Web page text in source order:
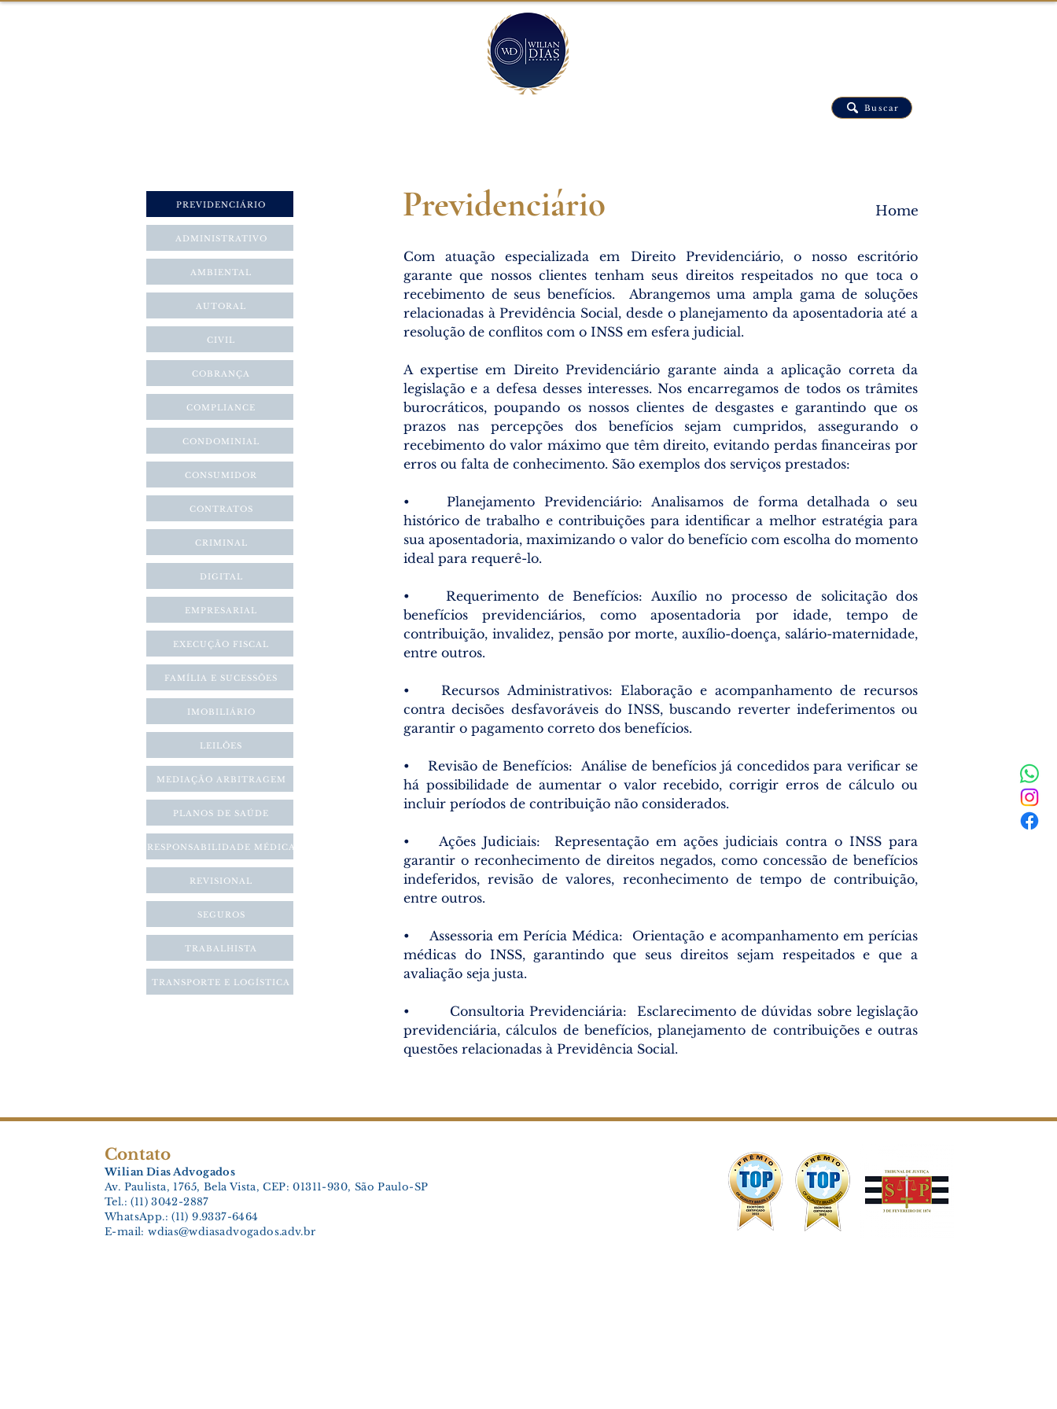
Buscar
PREVIDENCIÁRIO
ADMINISTRATIVO
AMBIENTAL
AUTORAL
CIVIL
COBRANÇA
COMPLIANCE
CONDOMINIAL
CONSUMIDOR
CONTRATOS
CRIMINAL
DIGITAL
EMPRESARIAL
EXECUÇÃO FISCAL
FAMÍLIA E SUCESSÕES
IMOBILIÁRIO
LEILÕES
MEDIAÇÃO ARBITRAGEM
PLANOS DE SAÚDE
RESPONSABILIDADE MÉDICA
REVISIONAL
SEGUROS
TRABALHISTA
TRANSPORTE E LOGÍSTICA
Previdenciário Home
Com atuação especializada em Direito Previdenciário, o nosso escritório
garante que nossos clientes tenham seus direitos respeitados no que toca o
recebimento de seus benefícios. Abrangemos uma ampla gama de soluções
relacionadas à Previdência Social, desde o planejamento da aposentadoria até a
resolução de conflitos com o INSS em esfera judicial.
A expertise em Direito Previdenciário garante ainda a aplicação correta da
legislação e a defesa desses interesses. Nos encarregamos de todos os trâmites
burocráticos, poupando os nossos clientes de desgastes e garantindo que os
prazos nas percepções dos benefícios sejam cumpridos, assegurando o
recebimento do valor máximo que têm direito, evitando perdas financeiras por
erros ou falta de conhecimento. São exemplos dos serviços prestados:
• Planejamento Previdenciário: Analisamos de forma detalhada o seu
histórico de trabalho e contribuições para identificar a melhor estratégia para
sua aposentadoria, maximizando o valor do benefício com escolha do momento
ideal para requerê-lo.
• Requerimento de Benefícios: Auxílio no processo de solicitação dos
benefícios previdenciários, como aposentadoria por idade, tempo de
contribuição, invalidez, pensão por morte, auxílio-doença, salário-maternidade,
entre outros.
• Recursos Administrativos: Elaboração e acompanhamento de recursos
contra decisões desfavoráveis do INSS, buscando reverter indeferimentos ou
garantir o pagamento correto dos benefícios.
• Revisão de Benefícios: Análise de benefícios já concedidos para verificar se
há possibilidade de aumentar o valor recebido, corrigir erros de cálculo ou
incluir períodos de contribuição não considerados.
• Ações Judiciais: Representação em ações judiciais contra o INSS para
garantir o reconhecimento de direitos negados, como concessão de benefícios
indeferidos, revisão de valores, reconhecimento de tempo de contribuição,
entre outros.
• Assessoria em Perícia Médica: Orientação e acompanhamento em perícias
médicas do INSS, garantindo que seus direitos sejam respeitados e que a
avaliação seja justa.
• Consultoria Previdenciária: Esclarecimento de dúvidas sobre legislação
previdenciária, cálculos de benefícios, planejamento de contribuições e outras
questões relacionadas à Previdência Social.
Contato
Wilian Dias Advogados
Av. Paulista, 1765, Bela Vista, CEP: 01311-930, São Paulo-SP
Tel.: (11) 3042-2887
WhatsApp.: (11) 9.9337-6464
E-mail:wdias@wdiasadvogados.adv.br